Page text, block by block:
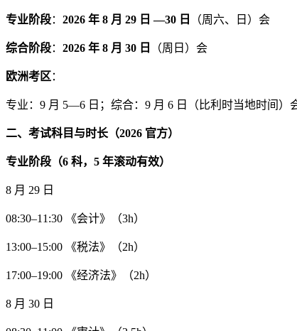
专业阶段： 2026 年 8 月 29 日 —30 日 （周六、日）会
综合阶段： 2026 年 8 月 30 日 （周日）会
欧洲考区：
专业：9 月 5—6 日；综合：9 月 6 日（比利时当地时间）
二、考试科目与时长（2026 官方）
专业阶段（6 科，5 年滚动有效）
8 月 29 日
08:30–11:30 《会计》（3h）
13:00–15:00 《税法》（2h）
17:00–19:00 《经济法》（2h）
8 月 30 日